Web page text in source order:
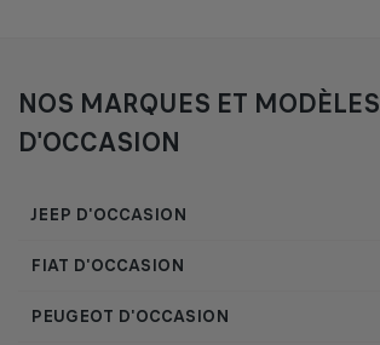
NOS MARQUES ET MODÈLES
D'OCCASION
JEEP D'OCCASION
FIAT D'OCCASION
PEUGEOT D'OCCASION